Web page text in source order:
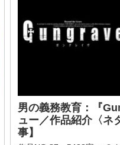
男の義務教育：『
ュー／作品紹介〈ネ
事】